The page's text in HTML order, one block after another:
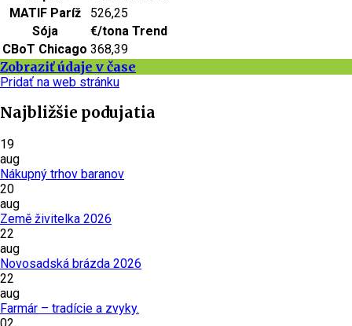
MATIF Paríž
526,25
Sója
€/tona Trend
CBoT Chicago 368,39
Zobraziť údaje v čase
Pridať na web stránku
Najbližšie podujatia
19
aug
Nákupný trhov baranov
20
aug
Země živitelka 2026
22
aug
Novosadská brázda 2026
22
aug
Farmár – tradície a zvyky.